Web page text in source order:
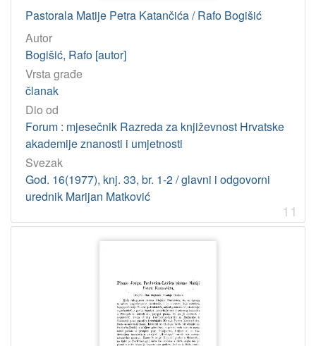
Pastorala Matije Petra Katančića / Rafo Bogišić
Autor
Bogišić, Rafo [autor]
Vrsta građe
članak
Dio od
Forum : mjesečnik Razreda za književnost Hrvatske
akademije znanosti i umjetnosti
Svezak
God. 16(1977), knj. 33, br. 1-2 / glavni i odgovorni
urednik Marijan Matković
11